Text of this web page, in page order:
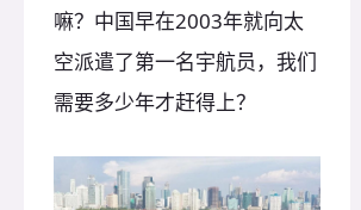
嘛？中国早在2003年就向太
空派遣了第一名宇航员，我们
需要多少年才赶得上？